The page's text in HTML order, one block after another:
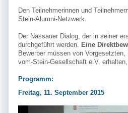
Den Teilnehmerinnen und
Stein-Alumni-Netzwerk.
Der Nassauer Dialog, der in seiner
durchgeführt werden. Eine
Bewerber müssen von
vom-Stein-Gesellschaft e.V.
Programm:
Freitag, 11. September 2015